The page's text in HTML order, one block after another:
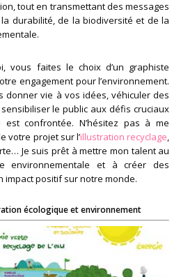
tout en transmettant des messages
durabilité, de la biodiversité et de la
vous faites le choix d’un graphiste
engagement pour l’environnement.
donner vie à vos idées, véhiculer des
le public aux défis cruciaux
confrontée. N’hésitez pas à me
votre projet sur l’illustration recyclage,
Je suis prêt à mettre mon talent au
environnementale et à créer des
impact positif sur notre monde.
écologique et environnement